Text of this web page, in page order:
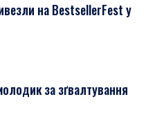
на BestsellerFest у
за зґвалтування